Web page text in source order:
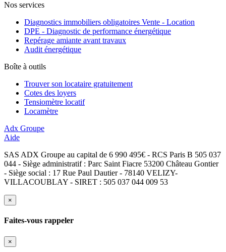
Nos services
Diagnostics immobiliers obligatoires Vente - Location
DPE - Diagnostic de performance énergétique
Repérage amiante avant travaux
Audit énergétique
Boîte à outils
Trouver son locataire gratuitement
Cotes des loyers
Tensiomètre locatif
Locamètre
Adx Groupe
Aide
SAS ADX Groupe au capital de 6 990 495€ - RCS Paris B 505 037
044 - Siège administratif : Parc Saint Fiacre 53200 Château Gontier
- Siège social : 17 Rue Paul Dautier - 78140 VELIZY-
VILLACOUBLAY - SIRET : 505 037 044 009 53
×
Faites-vous rappeler
×